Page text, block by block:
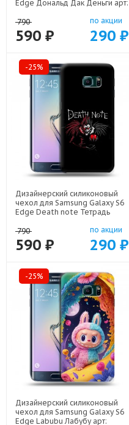
Edge Дональд Дак Деньги арт:
790
590 ₽
по акции
290 ₽
-25%
Дизайнерский силиконовый
чехол для Samsung Galaxy S6
Edge Death note Тетрадь
790
590 ₽
по акции
290 ₽
-25%
Дизайнерский силиконовый
чехол для Samsung Galaxy S6
Edge Labubu Лабубу арт: